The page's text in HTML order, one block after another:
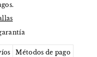
Métodos de pago